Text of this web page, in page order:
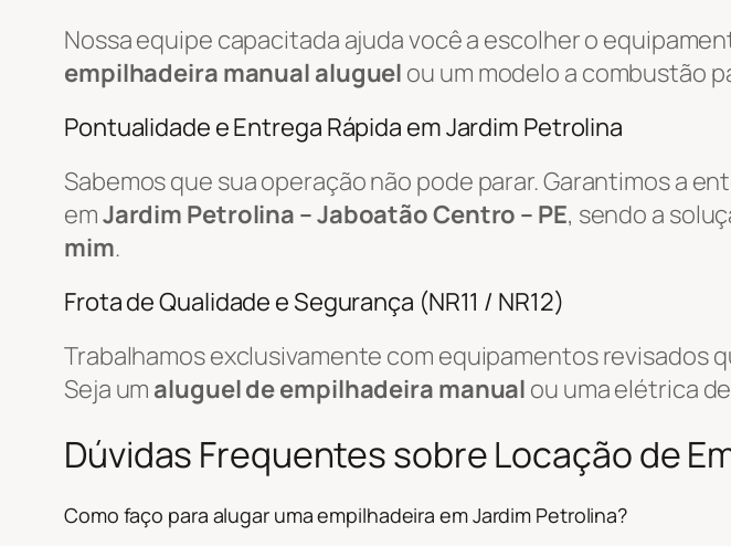
Nossa equipe capacitada ajuda você a escolher o
empilhadeira manual aluguel ou um modelo a combustão
Pontualidade e Entrega Rápida em Jardim Petrolina
Sabemos que sua operação não pode parar. Garantimos a
emJardim Petrolina – Jaboatão Centro – PE, sendo a
mim.
Frota de Qualidade e Segurança (NR11 / NR12)
Trabalhamos exclusivamente com equipamentos revisados
Seja um aluguel de empilhadeira manual ou uma elétrica
Dúvidas Frequentes sobre Locação de
Como faço para alugar uma empilhadeira em Jardim Petrolina?